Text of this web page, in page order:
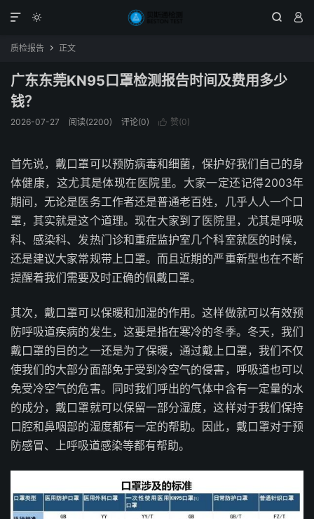
  

质检报告  正文
广东东莞KN95口罩检测报告时间及费用多少
钱？
2026-07-27 阅读(2200) 评论(0)  赞(0)
首先说，戴口罩可以预防病毒和细菌，保护好我们自己的身
体健康，这尤其是体现在医院里。大家一定还记得2003年
期间，无论是医务工作者还是普通老百姓，几乎人人一个口
罩，其实就是这个道理。现在大家到了医院里，尤其是呼吸
科、感染科、发热门诊和重症监护室几个科室就医的时候，
还是建议大家常规带上口罩。而且近期的严重新型也在不断
提醒着我们需要及时正确的佩戴口罩。
其次，戴口罩可以保暖和加湿的作用。这样做就可以有效预
防呼吸道疾病的发生，这要是指在寒冷的冬季。冬天，我们
戴口罩的目的之一还是为了保暖，通过戴上口罩，我们不仅
使我们的大部分面部免于受到冷空气的侵害，呼吸道也可以
免受冷空气的危害。同时我们呼出的气体中含有一定量的水
的成分，戴口罩就可以保留一部分湿度，这样对于我们保持
口腔和鼻咽部的湿度都有一定的帮助。因此，戴口罩对于预
防感冒、上呼吸道感染等都有帮助。